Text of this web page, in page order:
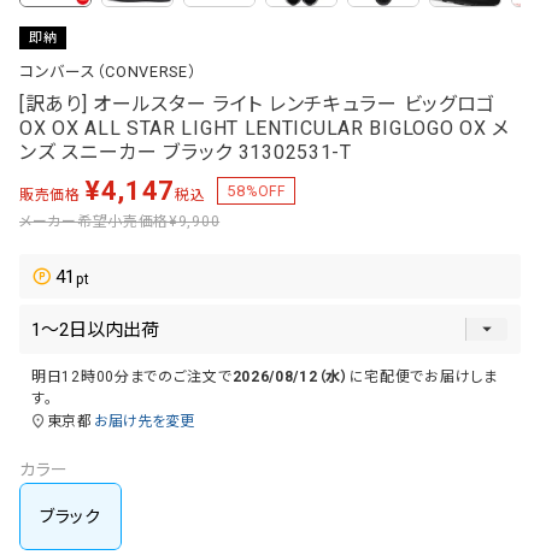
即納
コンバース（CONVERSE）
[訳あり] オールスター ライト レンチキュラー ビッグロゴ
OX OX ALL STAR LIGHT LENTICULAR BIGLOGO OX メ
ンズ スニーカー ブラック 31302531-T
販売価格 ¥4,147税込 58%OFF
メーカー希望小売価格¥9,900
41
明日12時00分 までのご注文で2026/08/12（水） に宅配便でお届けしま
す。
東京都 お届け先を変更
カラー
ブラック